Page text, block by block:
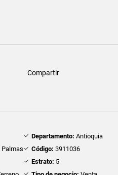
Compartir
Departamento: Antioquia
Palmas Código: 3911036
Estrato: 5